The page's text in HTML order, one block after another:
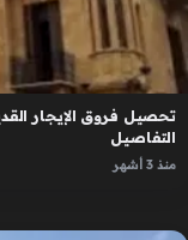
تحصيل فروق الإيجار
التفاصيل
منذ 3 أشهر